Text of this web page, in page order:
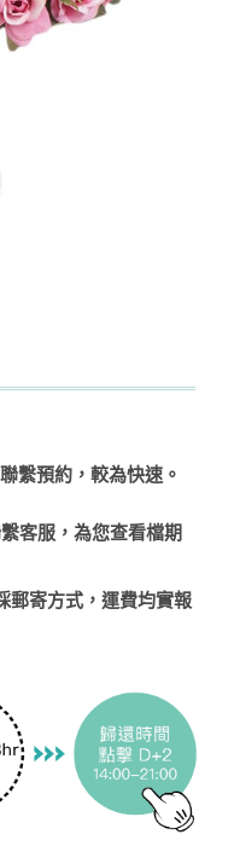
繫預約，較為快速。
客服，為您查看檔期
郵寄方式，運費均實報